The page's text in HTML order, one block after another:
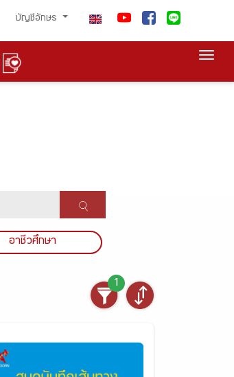
บัญชีอักษร
อาชีวศึกษา
1